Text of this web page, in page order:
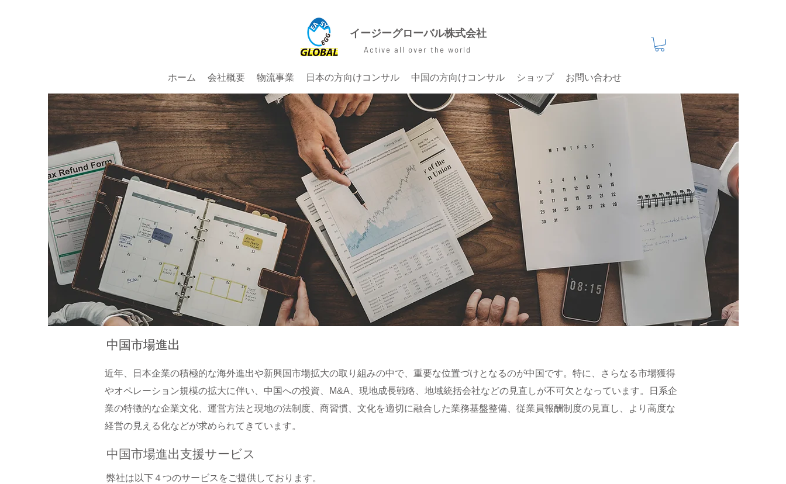
イージーグローバル株式会社
Active all over the world
ホーム 会社概要 物流事業 日本の方向けコンサル 中国の方向けコンサル ショップ お問い合わせ
中国市場進出
中国市場進出
近年、日本企業の積極的な海外進出や新興国市場拡大の取り組みの中で、重要な位置づけとなるのが中国です。特に、さらなる市場獲得
やオペレーション規模の拡大に伴い、中国への投資、M&A、現地成長戦略、地域統括会社などの見直しが不可欠となっています。日系企
業の特徴的な企業文化、運営方法と現地の法制度、商習慣、文化を適切に融合した業務基盤整備、従業員報酬制度の見直し、より高度な
経営の見える化などが求められてきています。
中国市場進出支援サービス
弊社は以下４つのサービスをご提供しております。